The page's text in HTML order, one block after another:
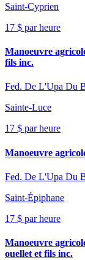
Saint-Cyprien
17 $ par heure
Manoeuvre
fils inc.
Fed. De L'Upa Du
Sainte-Luce
17 $ par heure
Manoeuvre
Fed. De L'Upa Du
Saint-Épiphane
17 $ par heure
Manoeuvre
ouellet et fils inc.